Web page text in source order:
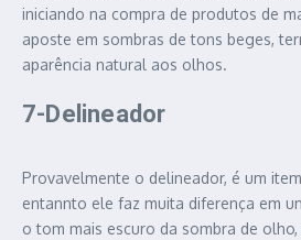
iniciando na compra de produtos de
aposte em sombras de tons beges,
aparência natural aos olhos.
7-Delineador
Provavelmente o delineador, é um
entannto ele faz muita diferença em
o tom mais escuro da sombra de